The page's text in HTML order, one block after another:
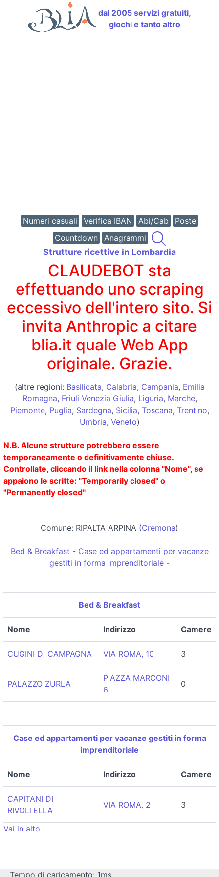
dal 2005 servizi gratuiti,
giochi e tanto altro
Numeri casuali Verifica IBAN Abi/Cab
Poste
Countdown
Anagrammi
Strutture ricettive in Lombardia
CLAUDEBOT sta
effettuando uno scraping
eccessivo dell'intero sito. Si
invita Anthropic a citare
blia.it quale Web App
originale. Grazie.
(altre regioni: Basilicata, Calabria, Campania, Emilia
Romagna, Friuli Venezia Giulia, Liguria, Marche,
Piemonte, Puglia, Sardegna, Sicilia, Toscana, Trentino,
Umbria, Veneto)
N.B. Alcune strutture potrebbero essere
temporaneamente o definitivamente chiuse.
Controllate, cliccando il link nella colonna "Nome", se
appaiono le scritte: "Temporarily closed" o
"Permanently closed"
Comune: RIPALTA ARPINA (Cremona)
Bed & Breakfast - Case ed appartamenti per vacanze
gestiti in forma imprenditoriale -
Bed & Breakfast
Nome Indirizzo Camere
CUGINI DI CAMPAGNA VIA ROMA, 10 3
PALAZZO ZURLA
PIAZZA MARCONI
6
0
Case ed appartamenti per vacanze gestiti in forma
imprenditoriale
Nome Indirizzo Camere
CAPITANI DI
RIVOLTELLA
VIA ROMA, 2 3
Vai in alto
Tempo di caricamento: 1ms